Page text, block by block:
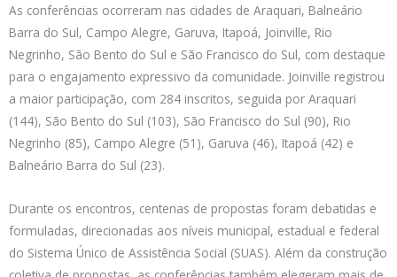
As conferências ocorreram nas cidades de Araquari, Balneário
Barra do Sul, Campo Alegre, Garuva, Itapoá, Joinville, Rio
Negrinho, São Bento do Sul e São Francisco do Sul, com destaque
para o engajamento expressivo da comunidade. Joinville registrou
a maior participação, com 284 inscritos, seguida por Araquari
(144), São Bento do Sul (103), São Francisco do Sul (90), Rio
Negrinho (85), Campo Alegre (51), Garuva (46), Itapoá (42) e
Balneário Barra do Sul (23).
Durante os encontros, centenas de propostas foram debatidas e
formuladas, direcionadas aos níveis municipal, estadual e federal
do Sistema Único de Assistência Social (SUAS). Além da construção